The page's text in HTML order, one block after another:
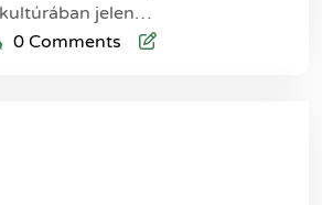
kultúrában jelen…
0 Comments